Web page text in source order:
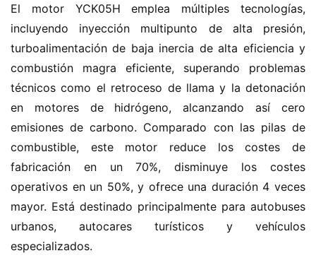
a
m
i
o
n
i
n
o
C
a
Sign in
El motor YCK05H emplea múltiples tecnologías,
incluyendo inyección multipunto de alta presión,
turboalimentación de baja inercia de alta eficiencia y
combustión magra eficiente, superando problemas
técnicos como el retroceso de llama y la detonación
en motores de hidrógeno, alcanzando así cero
emisiones de carbono. Comparado con las pilas de
combustible, este motor reduce los costes de
fabricación en un 70%, disminuye los costes
operativos en un 50%, y ofrece una duración 4 veces
mayor. Está destinado principalmente para autobuses
urbanos, autocares turísticos y vehículos
especializados.